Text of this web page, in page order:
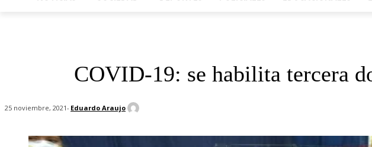
COVID-19: se habilita tercera
25 noviembre, 2021- Eduardo Araujo